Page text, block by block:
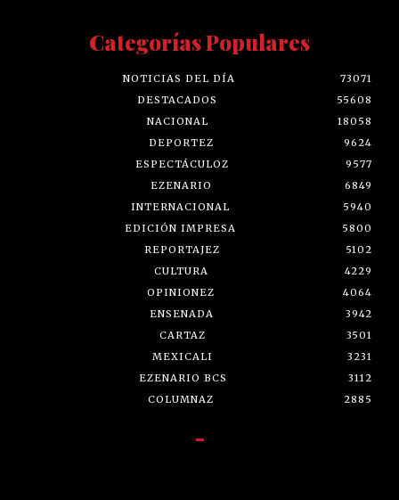
Categorías Populares
NOTICIAS DEL DÍA
73071
DESTACADOS
55608
NACIONAL
18058
DEPORTEZ
9624
ESPECTÁCULOZ
9577
EZENARIO
6849
INTERNACIONAL
5940
EDICIÓN IMPRESA
5800
REPORTAJEZ
5102
CULTURA
4229
OPINIONEZ
4064
ENSENADA
3942
CARTAZ
3501
MEXICALI
3231
EZENARIO BCS
3112
COLUMNAZ
2885
-